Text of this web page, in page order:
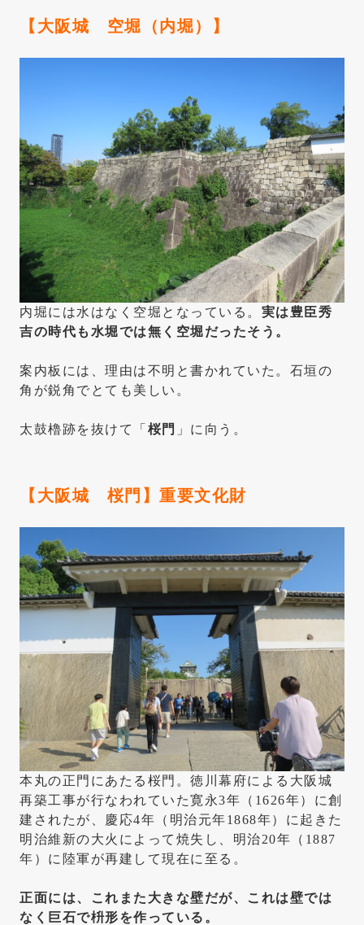
【大阪城 空堀 （内堀） 】
内堀には水はなく空堀となっている。 実は豊臣秀
吉の時代も水堀では無く空堀だったそう。
案内板には、理由は不明と書かれていた。石垣の
角が鋭角でとても美しい。
太鼓櫓跡を抜けて「 桜門 」に向う。
【大阪城 桜門】重要文化財
本丸の正門にあたる桜門。徳川幕府による大阪城
再築工事が行なわれていた寛永3年（1626年）に創
建されたが、慶応4年（明治元年1868年）に起きた
明治維新の大火によって焼失し、明治20年（1887
年）に陸軍が再建して現在に至る。
正面には、これまた大きな壁だが、これは壁では
なく巨石で枡形を作っている。